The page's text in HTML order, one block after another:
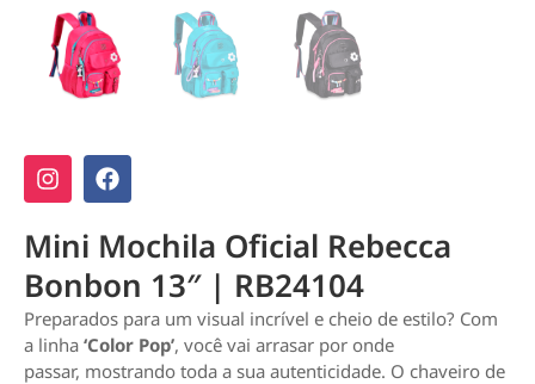
Mini Mochila Oficial Rebecca
Bonbon 13″ | RB24104
Preparados para um visual incrível e cheio de estilo? Com
a linha ‘Color Pop’, você vai arrasar por onde
passar, mostrando toda a sua autenticidade. O chaveiro de